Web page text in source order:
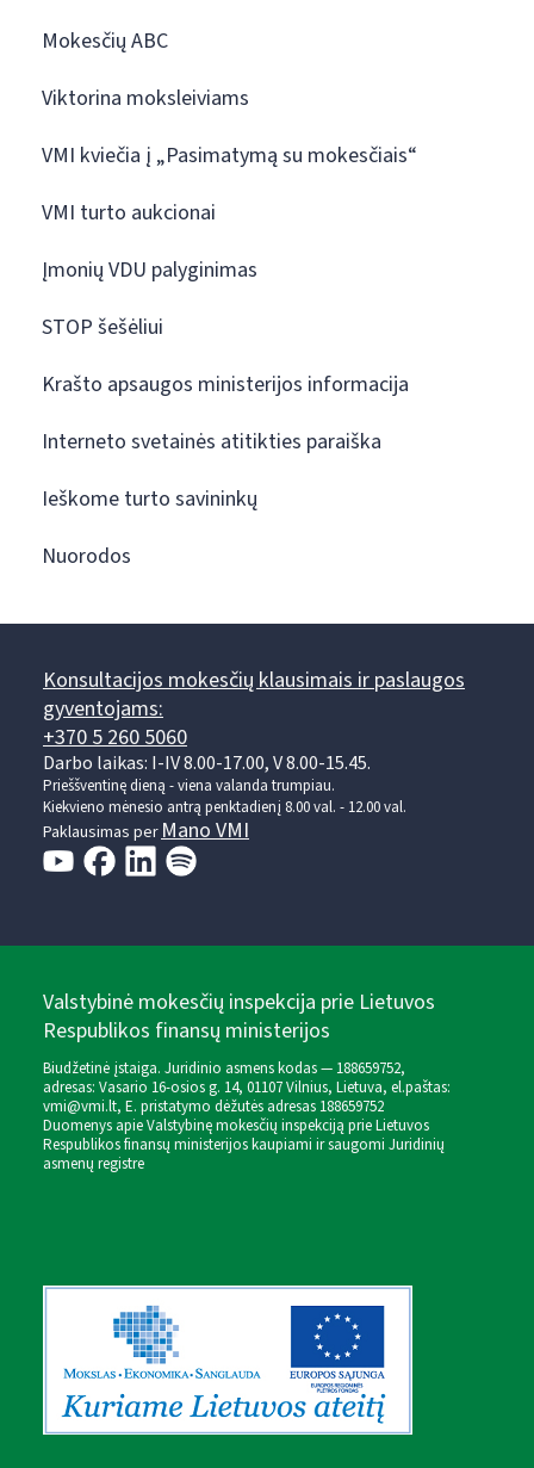
Mokesčių ABC
Viktorina moksleiviams
VMI kviečia į „Pasimatymą su mokesčiais“
VMI turto aukcionai
Įmonių VDU palyginimas
STOP šešėliui
Krašto apsaugos ministerijos informacija
Interneto svetainės atitikties paraiška
Ieškome turto savininkų
Nuorodos
Konsultacijos mokesčių klausimais ir paslaugos
gyventojams:
+370 5 260 5060
Darbo laikas: I-IV 8.00-17.00, V 8.00-15.45.
Prieššventinę dieną - viena valanda trumpiau.
Kiekvieno mėnesio antrą penktadienį 8.00 val. - 12.00 val.
Paklausimas perMano VMI
Valstybinė mokesčių inspekcija prie Lietuvos
Respublikos finansų ministerijos
Biudžetinė įstaiga. Juridinio asmens kodas — 188659752,
adresas: Vasario 16-osios g. 14, 01107 Vilnius, Lietuva, el.paštas:
vmi@vmi.lt, E. pristatymo dėžutės adresas 188659752
Duomenys apie Valstybinę mokesčių inspekciją prie Lietuvos
Respublikos finansų ministerijos kaupiami ir saugomi Juridinių
asmenų registre